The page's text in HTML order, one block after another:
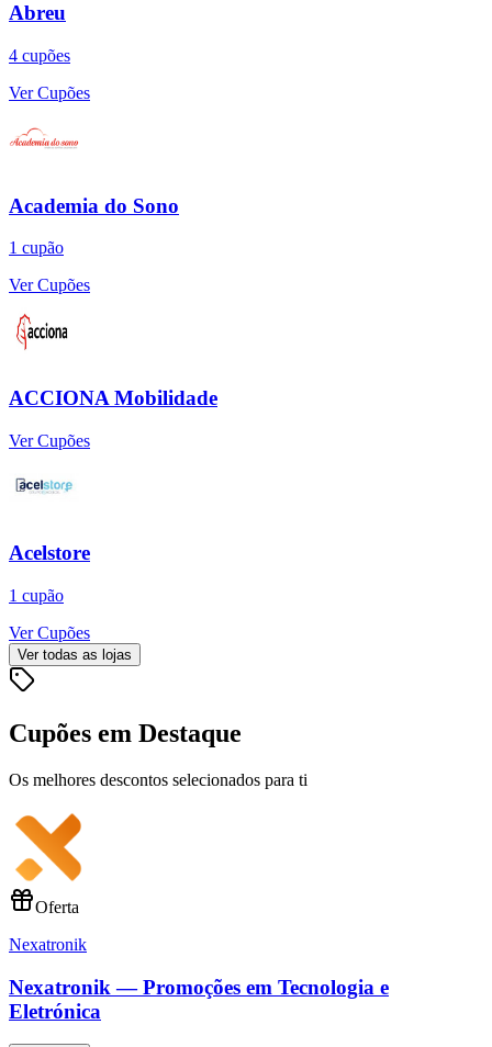
Abreu
4 cupões
Ver Cupões
Academia do Sono
1 cupão
Ver Cupões
ACCIONA Mobilidade
Ver Cupões
Acelstore
1 cupão
Ver Cupões
Ver todas as lojas
Cupões em Destaque
Os melhores descontos selecionados para ti
Oferta
Nexatronik
Nexatronik — Promoções em Tecnologia e
Eletrónica